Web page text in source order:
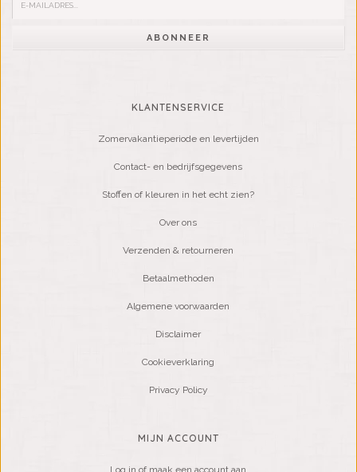
ABONNEER
KLANTENSERVICE
Zomervakantieperiode en levertijden
Contact- en bedrijfsgegevens
Stoffen of kleuren in het echt zien?
Over ons
Verzenden & retourneren
Betaalmethoden
Algemene voorwaarden
Disclaimer
Cookieverklaring
Privacy Policy
MIJN ACCOUNT
Log in of maak een account aan